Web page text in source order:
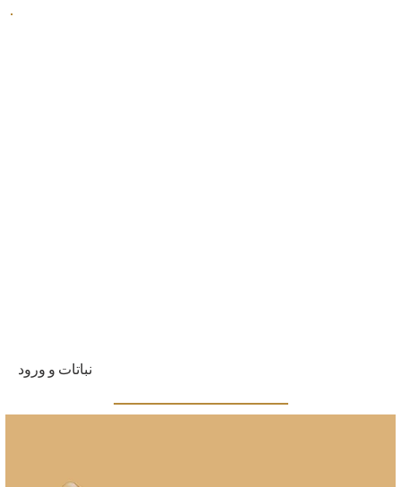
نباتات و ورود